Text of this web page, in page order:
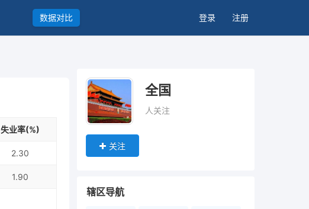
数据对比 登录 注册
失业率(%)
2.30
1.90
全国
人关注
关注
辖区导航